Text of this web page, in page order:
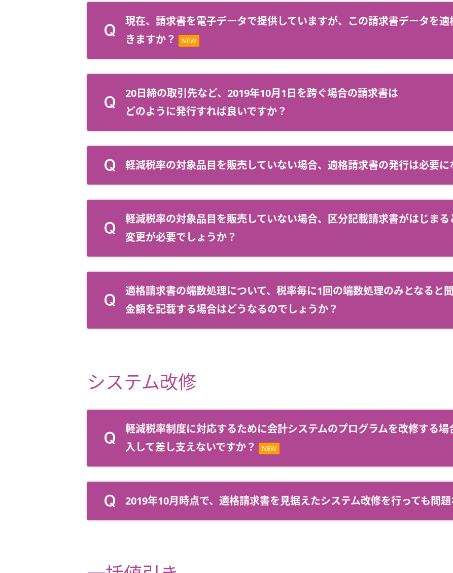
現在、請求書を電子データで提供していますが、この請求書データを
きますか？
NEW
20日締の取引先など、2019年10月1日を跨ぐ場合の請求書は
どのように発行すれば良いですか？
軽減税率の対象品目を販売していない場合、適格請求書の発行は必要に
軽減税率の対象品目を販売していない場合、区分記載請求書がはじま
変更が必要でしょうか？
適格請求書の端数処理について、税率毎に1回の端数処理のみとなると
金額を記載する場合はどうなるのでしょうか？
システム改修
軽減税率制度に対応するために会計システムのプログラムを改修する場
入して差し支えないですか？
NEW
2019年10月時点で、適格請求書を見据えたシステム改修を行っても問題